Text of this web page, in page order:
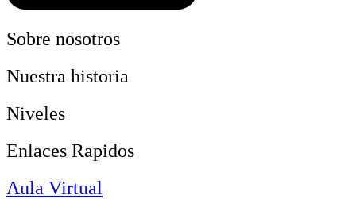
Sobre nosotros
Nuestra historia
Niveles
Enlaces Rapidos
Aula Virtual